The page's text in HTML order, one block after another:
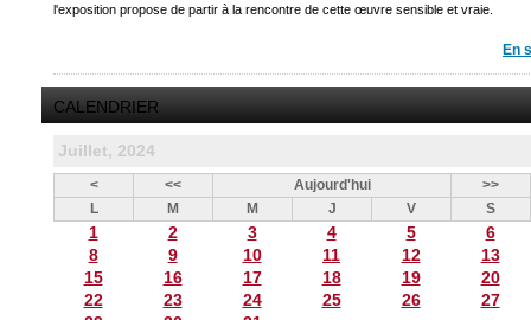
l'exposition propose de partir à la rencontre de cette œuvre sensible et vraie.
En
CALENDRIER
Juillet, 2024
< << Aujourd'hui
>>
L
M M J V S
1 2 3 4 5
6
8
9 10 11 12
13
15
16 17 18 19
20
22
23 24 25 26
27